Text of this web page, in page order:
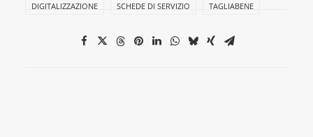
DIGITALIZZAZIONE SCHEDE DI SERVIZIO TAGLIABENE